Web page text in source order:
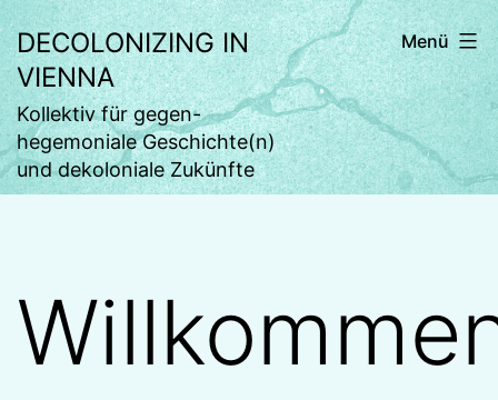
Zum
Inhalt
springen
DECOLONIZING IN
VIENNA
Kollektiv für gegen-
hegemoniale Geschichte(n)
und dekoloniale Zukünfte
Menü